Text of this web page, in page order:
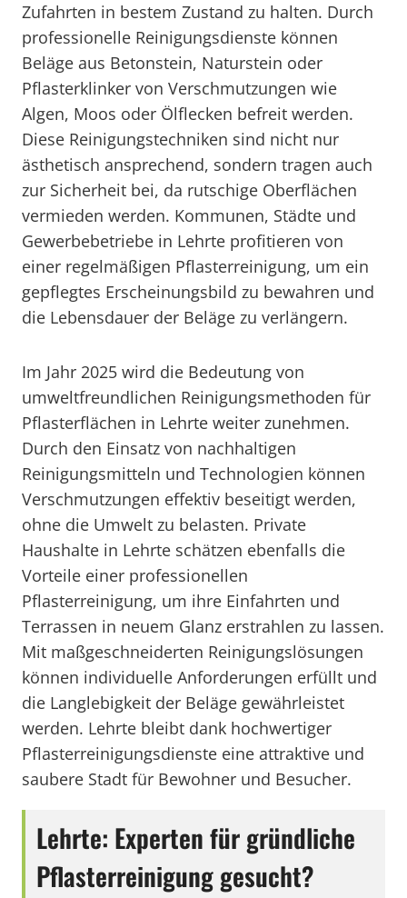
Zufahrten in bestem Zustand zu halten. Durch
professionelle Reinigungsdienste können
Beläge aus Betonstein, Naturstein oder
Pflasterklinker von Verschmutzungen wie
Algen, Moos oder Ölflecken befreit werden.
Diese Reinigungstechniken sind nicht nur
ästhetisch ansprechend, sondern tragen auch
zur Sicherheit bei, da rutschige Oberflächen
vermieden werden. Kommunen, Städte und
Gewerbebetriebe in Lehrte profitieren von
einer regelmäßigen Pflasterreinigung, um ein
gepflegtes Erscheinungsbild zu bewahren und
die Lebensdauer der Beläge zu verlängern.
Im Jahr 2025 wird die Bedeutung von
umweltfreundlichen Reinigungsmethoden für
Pflasterflächen in Lehrte weiter zunehmen.
Durch den Einsatz von nachhaltigen
Reinigungsmitteln und Technologien können
Verschmutzungen effektiv beseitigt werden,
ohne die Umwelt zu belasten. Private
Haushalte in Lehrte schätzen ebenfalls die
Vorteile einer professionellen
Pflasterreinigung, um ihre Einfahrten und
Terrassen in neuem Glanz erstrahlen zu lassen.
Mit maßgeschneiderten Reinigungslösungen
können individuelle Anforderungen erfüllt und
die Langlebigkeit der Beläge gewährleistet
werden. Lehrte bleibt dank hochwertiger
Pflasterreinigungsdienste eine attraktive und
saubere Stadt für Bewohner und Besucher.
Lehrte: Experten für gründliche
Pflasterreinigung gesucht?